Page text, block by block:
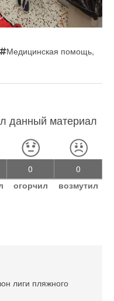
Медицинская помощь,
данный материал
0
огорчил
0
возмутил
лиги пляжного